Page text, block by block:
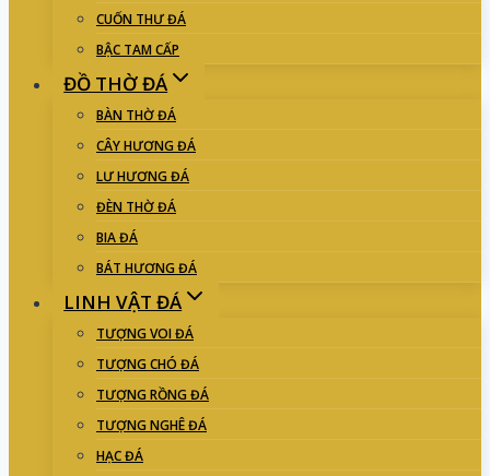
CUỐN THƯ ĐÁ
BẬC TAM CẤP
ĐỒ THỜ ĐÁ
BÀN THỜ ĐÁ
CÂY HƯƠNG ĐÁ
LƯ HƯƠNG ĐÁ
ĐÈN THỜ ĐÁ
BIA ĐÁ
BÁT HƯƠNG ĐÁ
LINH VẬT ĐÁ
TƯỢNG VOI ĐÁ
TƯỢNG CHÓ ĐÁ
TƯỢNG RỒNG ĐÁ
TƯỢNG NGHÊ ĐÁ
HẠC ĐÁ